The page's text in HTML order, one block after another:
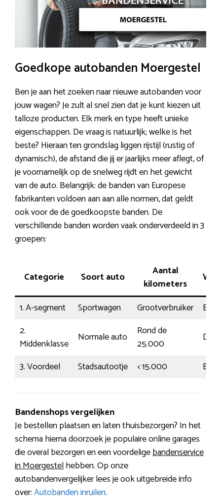
Goedkope autobanden Moergestel
Ben je aan het zoeken naar nieuwe autobanden voor
jouw wagen? Je zult al snel zien dat je kunt kiezen uit
talloze producten. Elk merk en type heeft unieke
eigenschappen. De vraag is natuurlijk; welke is het
beste? Hieraan ten grondslag liggen rijstijl (rustig of
dynamisch), de afstand die jij er jaarlijks meer aflegt, of
je voornamelijk op de snelweg rijdt en het gewicht
van de auto. Belangrijk: de banden van Europese
fabrikanten voldoen aan aan alle normen, dat geldt
ook voor de de goedkoopste banden. De
verschillende banden worden vaak onderverdeeld in 3
groepen:
Categorie Soort auto
Aantal
kilometers
1. A-segment Sportwagen Grootverbruiker
2.
Middenklasse
Normale auto
Rond de
25.000
3. Voordeel
Stadsautootje < 15.000
Bandenshops vergelijken
Je bestellen plaatsen en laten thuisbezorgen? In het
schema hierna doorzoek je populaire online garages
die overal bezorgen en een voordeligebandenservice
in Moergestelhebben. Op onze
autobandenvergelijker lees je ook uitgebreide info
over:Autobanden inruilen.